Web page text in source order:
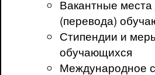
Вакантные
(перевода)
Стипендии и
обучающихся
Международное